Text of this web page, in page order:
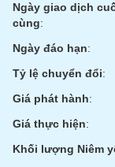
Ngày giao dịch
cùng:
Ngày đáo hạn:
Tỷ lệ chuyển đổi:
Giá phát hành:
Giá thực hiện:
Khối lượng Niêm
tài
chính
Công
đầu
tư